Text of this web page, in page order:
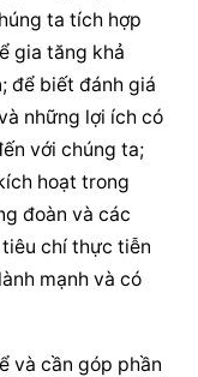
ta tích hợp
gia tăng khả
để biết đánh giá
những lợi ích có
với chúng ta;
hoạt trong
đoàn và các
chí thực tiễn
mạnh và có
và cần góp phần